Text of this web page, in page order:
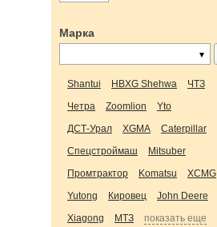
Марка
Shantui HBXG Shehwa
ЧТЗ
Четра
Zoomlion
Yto
ДСТ-Урал
XGMA
Caterpillar
Спецстроймаш
Mitsuber
Промтрактор
Komatsu
XCMG
Yutong
Кировец
John Deere
Xiagong
МТЗ показать еще